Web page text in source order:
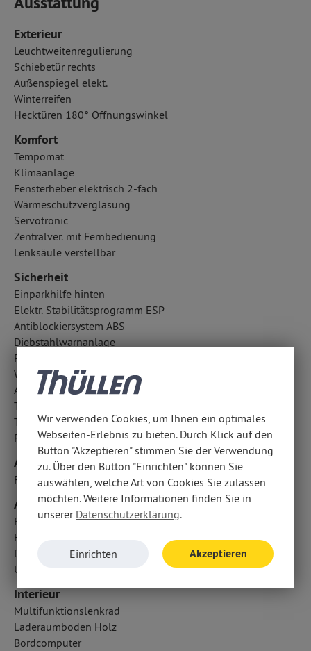
Exterieur
Leuchtweitenregulierung
Schiebetür rechts
Außenspiegel elekt.
Winterreifen
Hecktüren 180° Öffnungswinkel
Komfort
Tempomat
Klimaanlage
Fensterheber elektrisch 2-fach
Wärmeschutzverglasung
Servotronic
Zentralver. mit Fernbedienung
Lenksäule verstellbar
Sicherheit
Einparkhilfe hinten
Elektr. Stabilitätsprogramm ESP
Antiblockiersystem ABS
Diebstahlwarnanlage
Fahrlichtautomatik
Wegfahrsperre
Außentemperatur Anzeige
Tagfahrlicht
Traktionskontrolle
Reifendruckkontrolle
Airbags
Fahrer- /Beifahrerairbag
Audio & Kommunikation
Radio
Handyvorbereitung Bluetooth
Digitaler Radioempfang DAB
USB Anschluss, Bluetooth Audiostreaming
Interieur
Multifunktionslenkrad
Laderaumboden Holz
Bordcomputer
Wir verwenden Cookies, um Ihnen ein optimales
Webseiten-Erlebnis zu bieten. Durch Klick auf den
Button "Akzeptieren" stimmen Sie der Verwendung
zu. Über den Button "Einrichten" können Sie
auswählen, welche Art von Cookies Sie zulassen
möchten. Weitere Informationen finden Sie in
unserer Datenschutzerklärung.
Einrichten Akzeptieren